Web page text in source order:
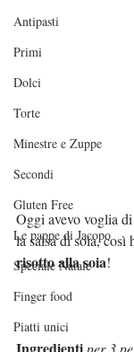
Antipasti
Primi
Dolci
Torte
Minestre e Zuppe
Secondi
Gluten Free
Le pappe di Jacopo
Speciale Natale
Finger food
Piatti unici
Oggi avevo voglia
la salsa di soia, così
risotto alla soia!